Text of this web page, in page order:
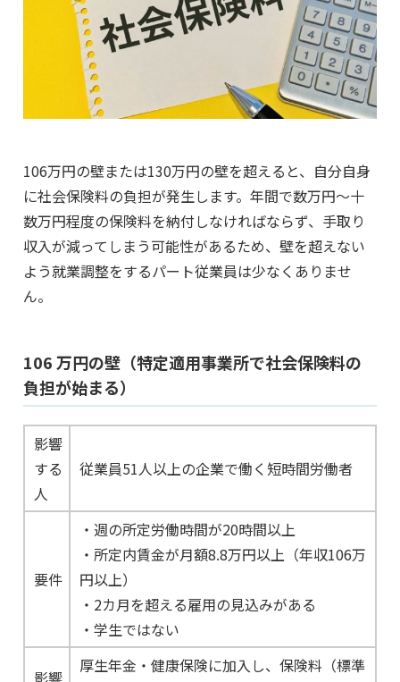
106万円の壁または130万円の壁を超えると、自分自身
に社会保険料の負担が発生します。年間で数万円～十
数万円程度の保険料を納付しなければならず、手取り
収入が減ってしまう可能性があるため、壁を超えない
よう就業調整をするパート従業員は少なくありませ
ん。
106 万円の壁（特定適用事業所で社会保険料の
負担が始まる）
影響
する
人
従業員51人以上の企業で働く短時間労働者
要件
・週の所定労働時間が20時間以上
・所定内賃金が月額8.8万円以上（年収106万
円以上）
・2カ月を超える雇用の見込みがある
・学生ではない
厚生年金・健康保険に加入し、保険料（標準